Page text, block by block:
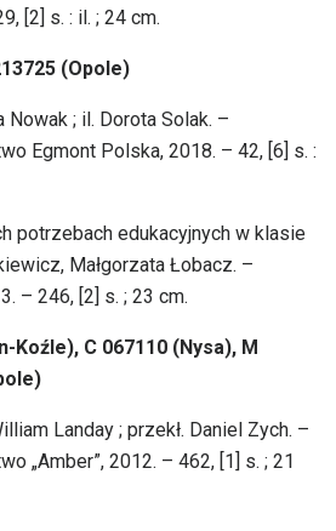
[2] s. : il. ; 24 cm.
(Opole)
; il. Dorota Solak. –
Egmont Polska, 2018. – 42, [6] s. :
potrzebach edukacyjnych w klasie
Małgorzata Łobacz. –
– 246, [2] s. ; 23 cm.
Koźle), C 067110 (Nysa), M
Landay ; przekł. Daniel Zych. –
„Amber”, 2012. – 462, [1] s. ; 21